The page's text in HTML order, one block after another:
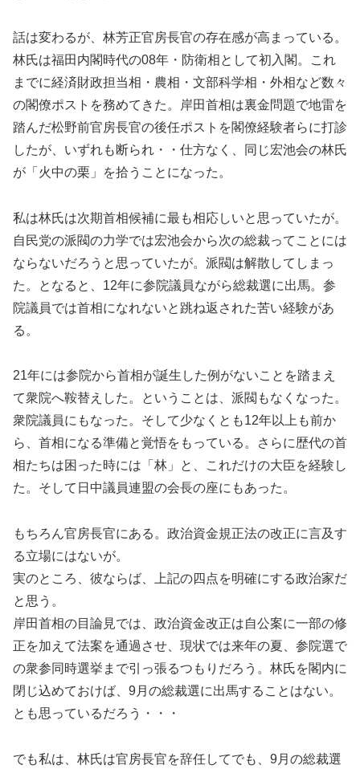
話は変わるが、林芳正官房長官の存在感が高まっている。
林氏は福田内閣時代の08年・防衛相として初入閣。これ
までに経済財政担当相・農相・文部科学相・外相など数々
の閣僚ポストを務めてきた。岸田首相は裏金問題で地雷を
踏んだ松野前官房長官の後任ポストを閣僚経験者らに打診
したが、いずれも断られ・・仕方なく、同じ宏池会の林氏
が「火中の栗」を拾うことになった。
私は林氏は次期首相候補に最も相応しいと思っていたが。
自民党の派閥の力学では宏池会から次の総裁ってことには
ならないだろうと思っていたが。派閥は解散してしまっ
た。となると、12年に参院議員ながら総裁選に出馬。参
院議員では首相になれないと跳ね返された苦い経験があ
る。
21年には参院から首相が誕生した例がないことを踏まえ
て衆院へ鞍替えした。ということは、派閥もなくなった。
衆院議員にもなった。そして少なくとも12年以上も前か
ら、首相になる準備と覚悟をもっている。さらに歴代の首
相たちは困った時には「林」と、これだけの大臣を経験し
た。そして日中議員連盟の会長の座にもあった。
もちろん官房長官にある。政治資金規正法の改正に言及す
る立場にはないが。
実のところ、彼ならば、上記の四点を明確にする政治家だ
と思う。
岸田首相の目論見では、政治資金改正は自公案に一部の修
正を加えて法案を通過させ、現状では来年の夏、参院選で
の衆参同時選挙まで引っ張るつもりだろう。林氏を閣内に
閉じ込めておけば、9月の総裁選に出馬することはない。
とも思っているだろう・・・
でも私は、林氏は官房長官を辞任してでも、9月の総裁選